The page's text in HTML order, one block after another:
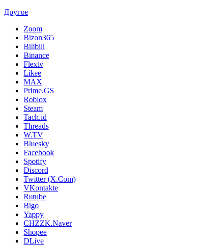
Другое
Zoom
Bizon365
Bilibili
Binance
Flextv
Likee
MAX
Prime.GS
Roblox
Steam
Tach.id
Threads
W.TV
Bluesky
Facebook
Spotify
Discord
Twitter (X.Com)
VKontakte
Rutube
Bigo
Yappy
CHZZK.Naver
Shopee
DLive